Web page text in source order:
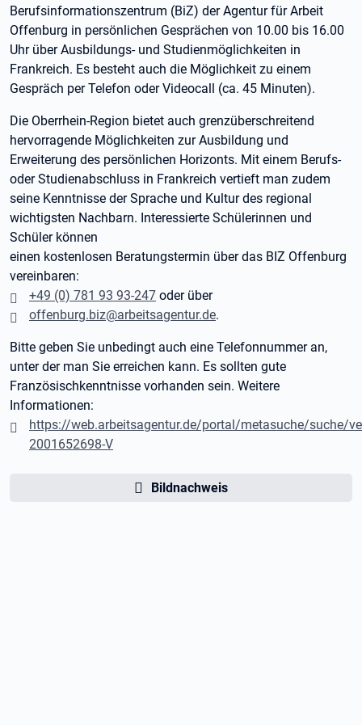
Berufsinformationszentrum (BiZ) der Agentur für Arbeit
Offenburg in persönlichen Gesprächen von 10.00 bis 16.00
Uhr über Ausbildungs- und Studienmöglichkeiten in
Frankreich. Es besteht auch die Möglichkeit zu einem
Gespräch per Telefon oder Videocall (ca. 45 Minuten).
Die Oberrhein-Region bietet auch grenzüberschreitend
hervorragende Möglichkeiten zur Ausbildung und
Erweiterung des persönlichen Horizonts. Mit einem Berufs-
oder Studienabschluss in Frankreich vertieft man zudem
seine Kenntnisse der Sprache und Kultur des regional
wichtigsten Nachbarn. Interessierte Schülerinnen und
Schüler können
einen kostenlosen Beratungstermin über das BIZ Offenburg
vereinbaren:
+49 (0) 781 93 93-247 oder über
offenburg.biz@arbeitsagentur.de.
Bitte geben Sie unbedingt auch eine Telefonnummer an,
unter der man Sie erreichen kann. Es sollten gute
Französischkenntnisse vorhanden sein. Weitere
Informationen:
https://web.arbeitsagentur.de/portal/metasuche/suche/
2001652698-V
Bildnachweis